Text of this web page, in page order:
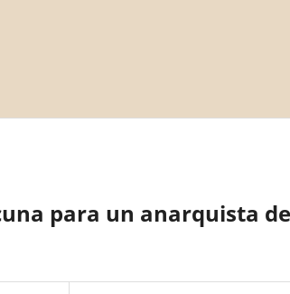
para un anarquista de